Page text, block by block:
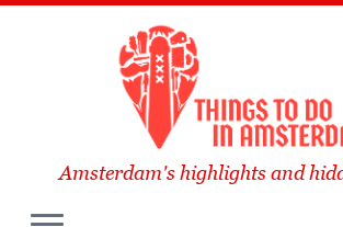
Amsterdam's highlights and